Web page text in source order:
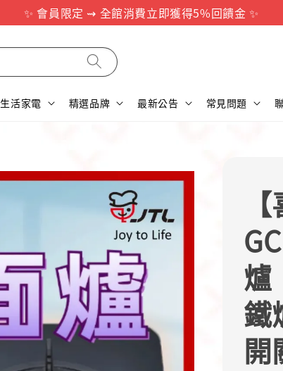
✨ 會員限定 ⇝ 全館消費立即獲得5%回饋金 ✨
生活家電 精選品牌 最新公告 常見問題
爐
鐵
開